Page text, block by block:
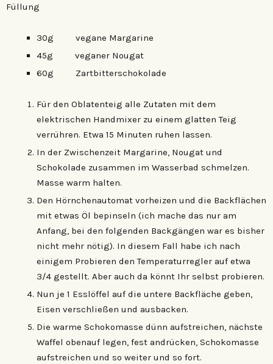
Füllung
30g vegane Margarine
45g veganer Nougat
60g Zartbitterschokolade
Für den Oblatenteig alle Zutaten mit dem
elektrischen Handmixer zu einem glatten Teig
verrühren. Etwa 15 Minuten ruhen lassen.
In der Zwischenzeit Margarine, Nougat und
Schokolade zusammen im Wasserbad schmelzen.
Masse warm halten.
Den Hörnchenautomat vorheizen und die Backflächen
mit etwas Öl bepinseln (ich mache das nur am
Anfang, bei den folgenden Backgängen war es bisher
nicht mehr nötig). In diesem Fall habe ich nach
einigem Probieren den Temperaturregler auf etwa
3/4 gestellt. Aber auch da könnt Ihr selbst probieren.
Nun je 1 Esslöffel auf die untere Backfläche geben,
Eisen verschließen und ausbacken.
Die warme Schokomasse dünn aufstreichen, nächste
Waffel obenauf legen, fest andrücken, Schokomasse
aufstreichen und so weiter und so fort.